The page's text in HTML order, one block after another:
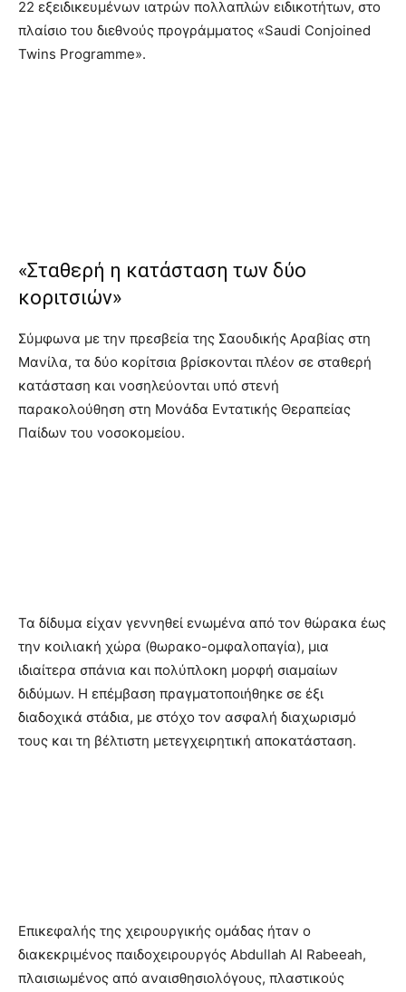
22 εξειδικευμένων ιατρών πολλαπλών ειδικοτήτων, στο
πλαίσιο του διεθνούς προγράμματος «Saudi Conjoined
Twins Programme».
«Σταθερή η κατάσταση των δύο
κοριτσιών»
Σύμφωνα με την πρεσβεία της Σαουδικής Αραβίας στη
Μανίλα, τα δύο κορίτσια βρίσκονται πλέον σε σταθερή
κατάσταση και νοσηλεύονται υπό στενή
παρακολούθηση στη Μονάδα Εντατικής Θεραπείας
Παίδων του νοσοκομείου.
Τα δίδυμα είχαν γεννηθεί ενωμένα από τον θώρακα έως
την κοιλιακή χώρα (θωρακο-ομφαλοπαγία), μια
ιδιαίτερα σπάνια και πολύπλοκη μορφή σιαμαίων
διδύμων. Η επέμβαση πραγματοποιήθηκε σε έξι
διαδοχικά στάδια, με στόχο τον ασφαλή διαχωρισμό
τους και τη βέλτιστη μετεγχειρητική αποκατάσταση.
Επικεφαλής της χειρουργικής ομάδας ήταν ο
διακεκριμένος παιδοχειρουργός Abdullah Al Rabeeah,
πλαισιωμένος από αναισθησιολόγους, πλαστικούς